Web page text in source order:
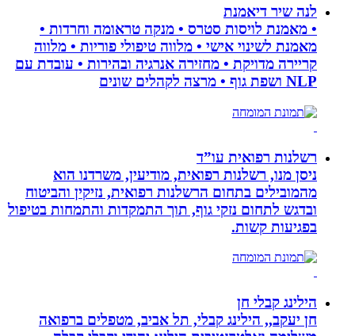
לנה שיר דיאמנת
• מאמנת לויסות סטרס • מנקה טראומה וחרדות •
מאמנת לשינוי אישי • מלווה טיפולי פוריות • מלווה
קריירה מדויקת • מחזירה אנרגיה ובהירות • עובדת עם
רשלנות רפואית עו”ד
ניסן מנו, רשלנות רפואית, מודיעין, משרדנו הוא
מהמובילים בתחום הרשלנות רפואית, נזיקין והביטוח
ובדגש לתחום נזקי גוף, תוך התמקדות והתמחות בטיפול
בפגיעות קשות.
הילינג קבלי חן
חן יעקב,, הילינג קבלי, תל אביב, מטפלים ברפואה